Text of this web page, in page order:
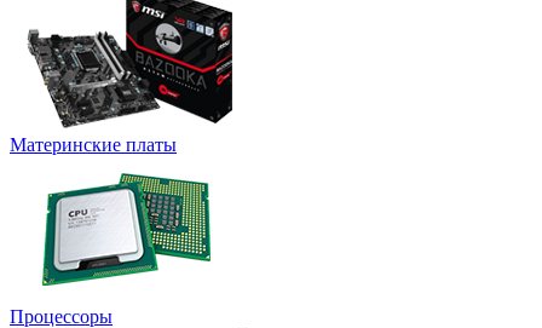
Материнские платы
Процессоры